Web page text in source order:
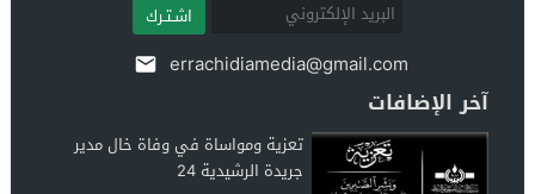
اشـتـرك
errachidiamedia@gmail.com
آخر الإضافات
تعزية ومواساة في وفاة خال مدير
جريدة الرشيدية 24